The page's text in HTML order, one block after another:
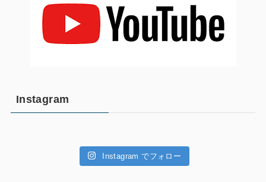
Instagram
Instagram でフォロー